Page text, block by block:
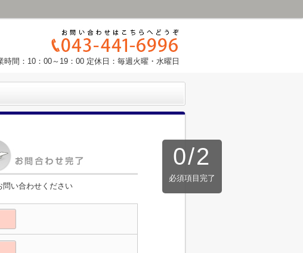
時間：10：00～19：00 定休日：毎週火曜・水曜日
0/2
必須項目完了
問い合わせください